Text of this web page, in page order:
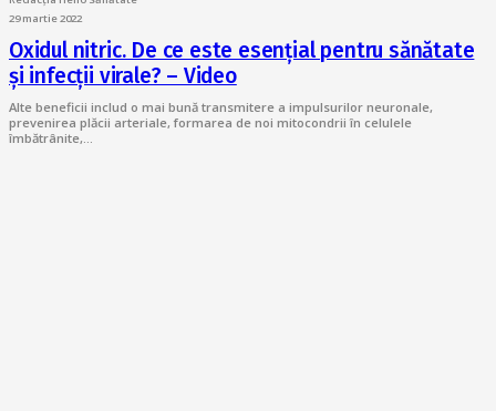
29 martie 2022
Oxidul nitric. De ce este esențial pentru sănătate
și infecții virale? – Video
Alte beneficii includ o mai bună transmitere a impulsurilor neuronale,
prevenirea plăcii arteriale, formarea de noi mitocondrii în celulele
îmbătrânite,…